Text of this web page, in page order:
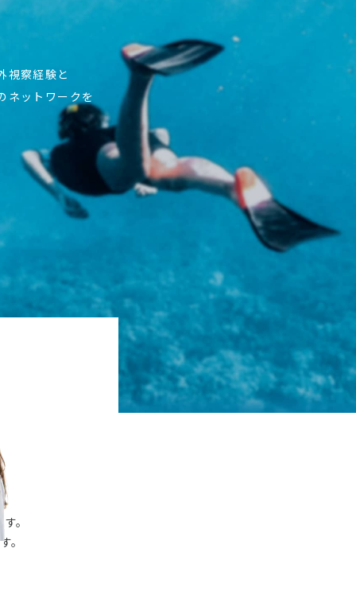
視察経験と
ネットワークを
。
。